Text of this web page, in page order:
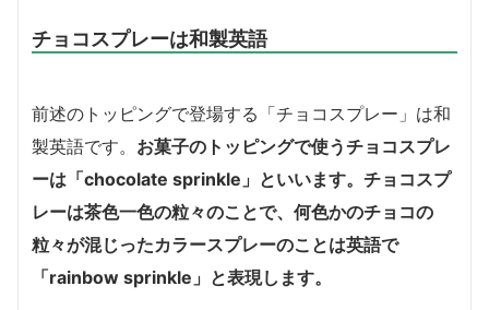
チョコスプレーは和製英語
前述のトッピングで登場する「チョコスプレー」は和
製英語です。 お菓子のトッピングで使うチョコスプレ
ーは 「chocolate sprinkle」 といいます。チョコスプ
レーは茶色一色の粒々のことで、何色かのチョコの
粒々が混じったカラースプレーのことは英語で
「rainbow sprinkle」 と表現します。